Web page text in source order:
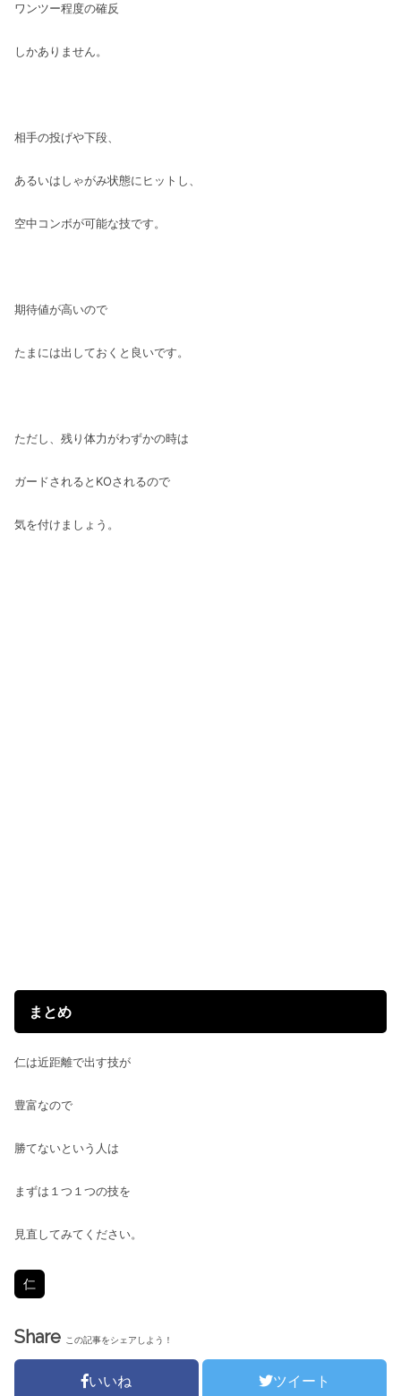
ワンツー程度の確反
しかありません。
相手の投げや下段、
あるいはしゃがみ状態にヒットし、
空中コンボが可能な技です。
期待値が高いので
たまには出しておくと良いです。
ただし、残り体力がわずかの時は
ガードされるとKOされるので
気を付けましょう。
まとめ
仁は近距離で出す技が
豊富なので
勝てないという人は
まずは１つ１つの技を
見直してみてください。
仁
Share この記事をシェアしよう！
いいね ツイート